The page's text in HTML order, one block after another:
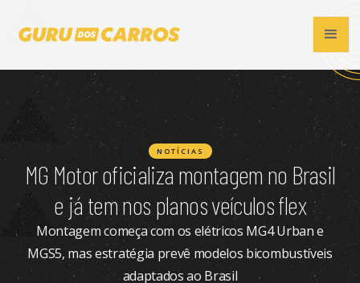
NOTÍCIAS
MG Motor oficializa montagem no Brasil
e já tem nos planos veículos flex
Montagem começa com os elétricos MG4 Urban e
MGS5, mas estratégia prevê modelos bicombustíveis
adaptados ao Brasil